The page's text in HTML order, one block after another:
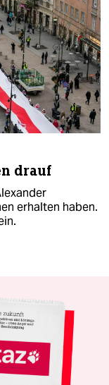
drauf
erhalten haben.